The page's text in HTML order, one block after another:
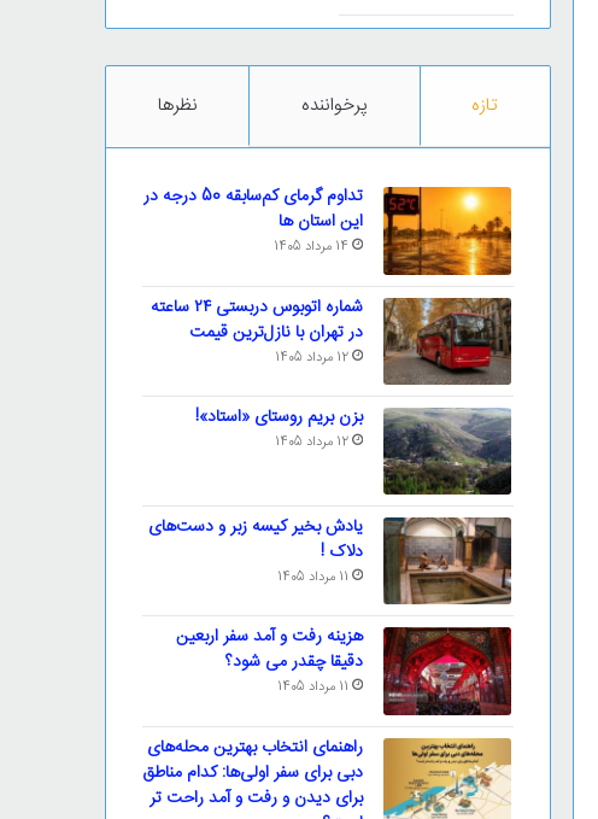
تازه پرخواننده نظرها
تداوم گرمای کم‌سابقه 50 درجه در
این استان ها
14 مرداد 1405
شماره اتوبوس دربستی ۲۴ ساعته
در تهران با نازل‌ترین قیمت
12 مرداد 1405
بزن بریم روستای «استاد»!
12 مرداد 1405
یادش بخیر کیسه‌ زبر و دست‌های
دلاک !
11 مرداد 1405
هزینه رفت و آمد سفر اربعین
دقیقا چقدر می شود؟
11 مرداد 1405
راهنمای انتخاب بهترین محله‌های
دبی برای سفر اولی‌ها: کدام مناطق
برای دیدن و رفت و آمد راحت تر